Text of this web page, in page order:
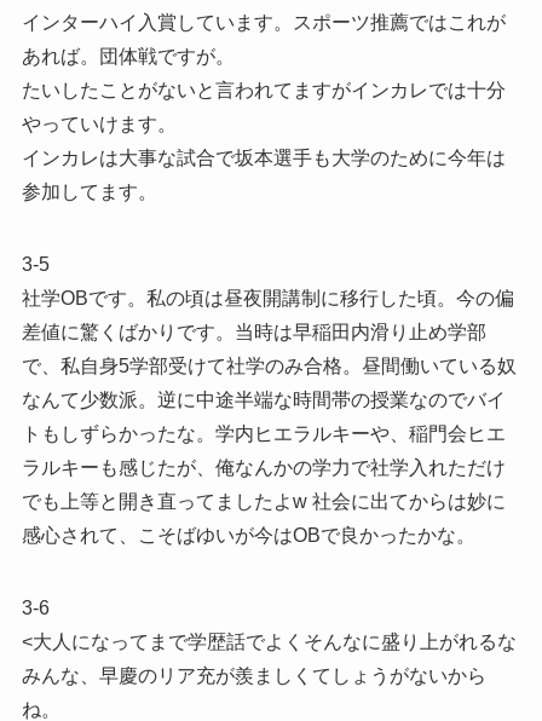
インターハイ入賞しています。スポーツ推薦ではこれが
あれば。団体戦ですが。
たいしたことがないと言われてますがインカレでは十分
やっていけます。
インカレは大事な試合で坂本選手も大学のために今年は
参加してます。
3-5
社学OBです。私の頃は昼夜開講制に移行した頃。今の偏
差値に驚くばかりです。当時は早稲田内滑り止め学部
で、私自身5学部受けて社学のみ合格。昼間働いている奴
なんて少数派。逆に中途半端な時間帯の授業なのでバイ
トもしずらかったな。学内ヒエラルキーや、稲門会ヒエ
ラルキーも感じたが、俺なんかの学力で社学入れただけ
でも上等と開き直ってましたよw 社会に出てからは妙に
感心されて、こそばゆいが今はOBで良かったかな。
3-6
<大人になってまで学歴話でよくそんなに盛り上がれるな
みんな、早慶のリア充が羨ましくてしょうがないから
ね。